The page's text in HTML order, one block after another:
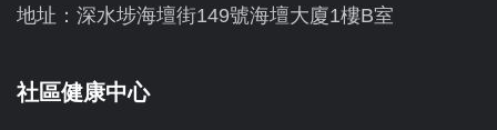
地址：深水埗海壇街149號海壇大廈1樓B室
社區健康中心